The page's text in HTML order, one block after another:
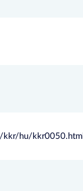
kkr/hu/kkr0050.html